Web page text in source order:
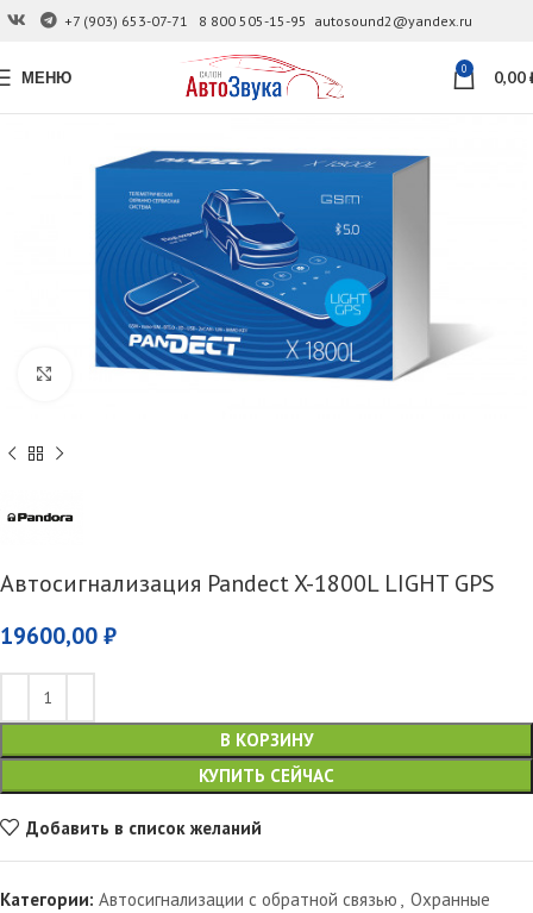
+7 (903) 653-07-71 8 800 505-15-95 autosound2@yandex.ru
МЕНЮ 0 0,00
Увеличить
Автосигнализация Pandect X-1800L LIGHT GPS
19600,00 ₽
В КОРЗИНУ
КУПИТЬ СЕЙЧАС
Добавить в список желаний
Категории: Автосигнализации с обратной связью , Охранные